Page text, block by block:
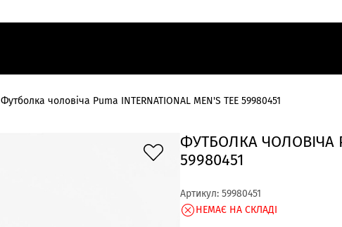
Футболка чоловіча Puma INTERNATIONAL MEN'S TEE 59980451
ФУТБОЛКА ЧОЛОВІЧА
59980451
Артикул: 59980451
НЕМАЄ НА СКЛАДІ